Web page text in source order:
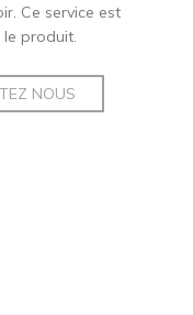
Ce service est
produit.
NOUS